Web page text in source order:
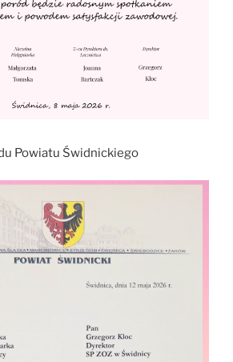
Powiatu Świdnickiego